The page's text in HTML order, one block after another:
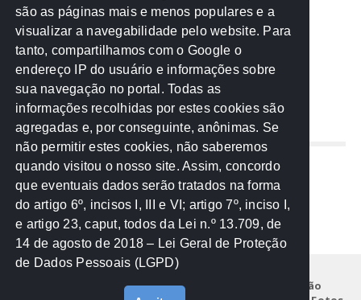
MPF Notícias PF PGE-MT PGR
Receita Federal Sem categoria
TCE-MT TCU TRE
REDE NOS ESTADOS
Mato Grosso do Sul
Paraná
Nacional
Institucional
Legislação
são as páginas mais e menos populares e a
visualizar a navegabilidade pelo website. Para
tanto, compartilhamos com o Google o
endereço IP do usuário e informações sobre
sua navegação no portal. Todas as
informações recolhidas por estes cookies são
agregadas e, por conseguinte, anônimas. Se
não permitir estes cookies, não saberemos
quando visitou o nosso site. Assim, concordo
que eventuais dados serão tratados na forma
do artigo 6º, incisos I, III e VI; artigo 7º, inciso I,
e artigo 23, caput, todos da Lei n.º 13.709, de
14 de agosto de 2018 – Lei Geral de Proteção
de Dados Pessoais (LGPD)